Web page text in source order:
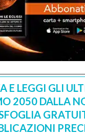
E LEGGI GLI
2050 DALLA